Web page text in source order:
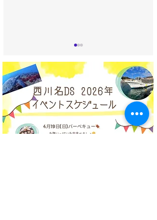
うみばたけ 新人入りま
した〜🌽✨